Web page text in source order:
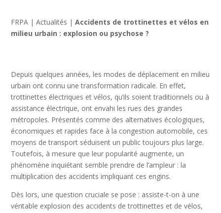
FRPA |Actualités |Accidents de trottinettes et vélos en
milieu urbain : explosion ou psychose ?
Depuis quelques années, les modes de déplacement en milieu
urbain ont connu une transformation radicale. En effet,
trottinettes électriques et vélos, qu’ils soient traditionnels ou à
assistance électrique, ont envahi les rues des grandes
métropoles. Présentés comme des alternatives écologiques,
économiques et rapides face à la congestion automobile, ces
moyens de transport séduisent un public toujours plus large.
Toutefois, à mesure que leur popularité augmente, un
phénomène inquiétant semble prendre de l’ampleur : la
multiplication des accidents impliquant ces engins.
Dès lors, une question cruciale se pose : assiste-t-on à une
véritable explosion des accidents de trottinettes et de vélos,